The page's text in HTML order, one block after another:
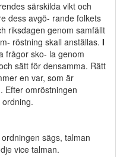
särskilda vikt och
dess avgö- rande folkets
riksdagen genom samfällt
röstning skall anställas. I
frågor sko- la genom
sätt för densamma. Rätt
en var, som är
Efter omröstningen
sägs, talman
vice talman.